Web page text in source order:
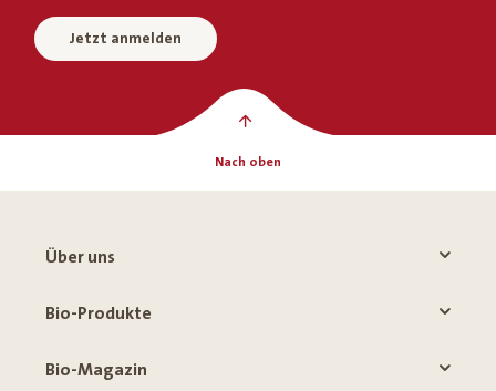
Jetzt anmelden
Nach oben
Über uns
Bio-Produkte
Bio-Magazin